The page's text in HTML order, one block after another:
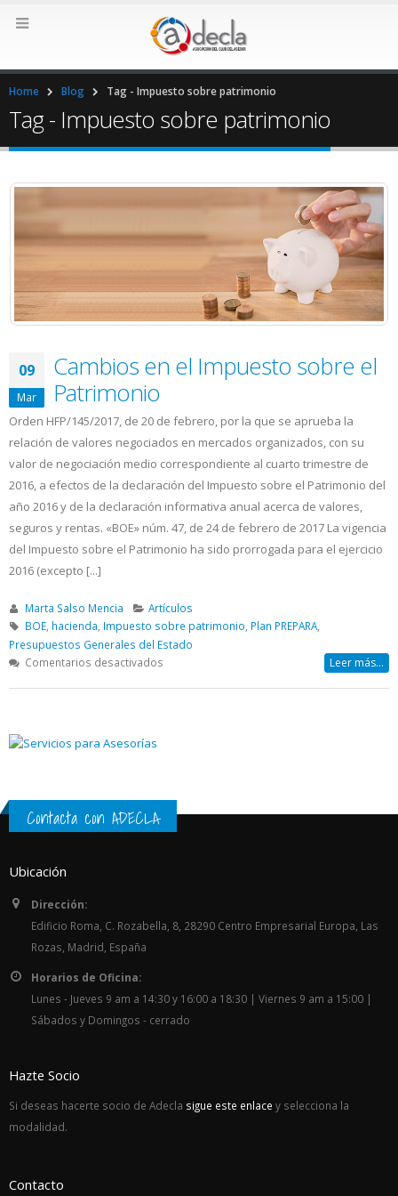
Home Blog Tag - Impuesto sobre patrimonio
Tag - Impuesto sobre patrimonio
09
Mar
Cambios en el Impuesto sobre el
Patrimonio
Orden HFP/145/2017, de 20 de febrero, por la que se aprueba la
relación de valores negociados en mercados organizados, con su
valor de negociación medio correspondiente al cuarto trimestre de
2016, a efectos de la declaración del Impuesto sobre el Patrimonio del
año 2016 y de la declaración informativa anual acerca de valores,
seguros y rentas. «BOE» núm. 47, de 24 de febrero de 2017 La vigencia
del Impuesto sobre el Patrimonio ha sido prorrogada para el ejercicio
2016 (excepto [...]
Marta Salso Mencia
Artículos
BOE, hacienda, Impuesto sobre patrimonio, Plan PREPARA,
Presupuestos Generales del Estado
Comentarios desactivadosen
Leer más...
Contacta con ADECLA
Ubicación
Dirección:
Edificio Roma, C. Rozabella, 8, 28290 Centro Empresarial Europa, Las
Rozas, Madrid, España
Horarios de Oficina:
Lunes - Jueves 9 am a 14:30 y 16:00 a 18:30 | Viernes 9 am a 15:00 |
Sábados y Domingos - cerrado
Hazte Socio
Si deseas hacerte socio de Adecla sigue este enlace y selecciona la
modalidad.
Contacto